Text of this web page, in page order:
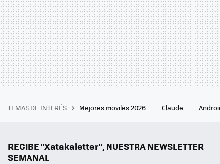
TEMAS DE INTERÉS Mejores moviles 2026 Claude
RECIBE "Xatakaletter", NUESTRA NEWSLETTER
SEMANAL